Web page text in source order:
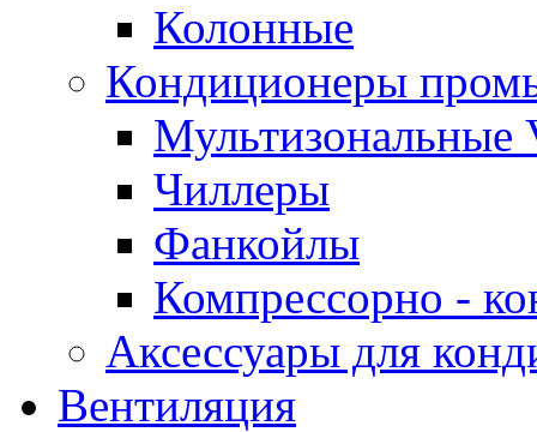
Колонные
Кондиционеры
Мультизональные
Чиллеры
Фанкойлы
Компрессорно -
Аксессуары для
Вентиляция